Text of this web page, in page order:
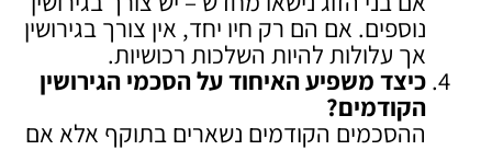
נוספים. אם הם רק חיו יחד, אין צורך בגירושין
אך עלולות להיות השלכות רכושיות.
כיצד משפיע האיחוד על הסכמי הגירושין
הקודמים?
ההסכמים הקודמים נשארים בתוקף אלא אם